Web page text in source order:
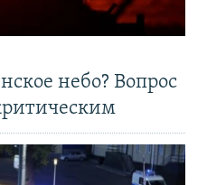
небо? Вопрос